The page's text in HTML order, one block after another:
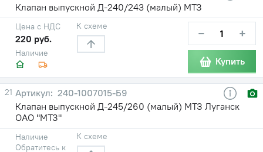
Клапан выпускной Д-240/243 (малый) МТЗ
Наличие
Цена с НДС
220 руб.
К схеме − +
Купить
21
240-1007015-Б9
Клапан выпускной Д-245/260 (малый) МТЗ Луганск
ОАО "МТЗ"
Наличие
Обратитесь к
К схеме